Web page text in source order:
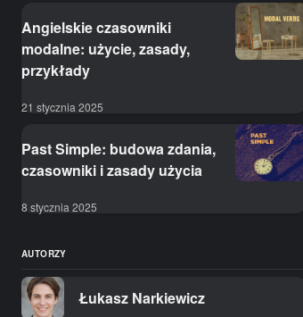
Angielskie czasowniki
modalne: użycie, zasady,
przykłady
21 stycznia 2025
Past Simple: budowa zdania,
czasowniki i zasady użycia
8 stycznia 2025
AUTORZY
Łukasz Narkiewicz